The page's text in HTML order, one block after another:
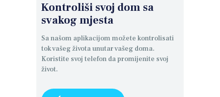
Kontroliši svoj dom sa
svakog mjesta
Sa našom aplikacijom možete kontrolisati
tok vašeg života unutar vašeg doma.
Koristite svoj telefon da promijenite svoj
život.